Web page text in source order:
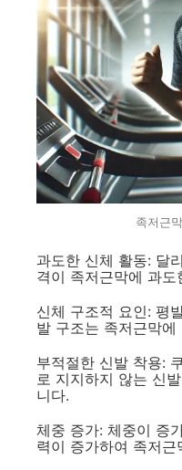
족저근
과도한 신체 활동: 달
격이 족저근막에 과
신체 구조적 요인: 평
발 구조는 족저근막
부적절한 신발 착용:
로 지지하지 않는 신
니다.
체중 증가: 체중이 증
력이 증가하여 족저